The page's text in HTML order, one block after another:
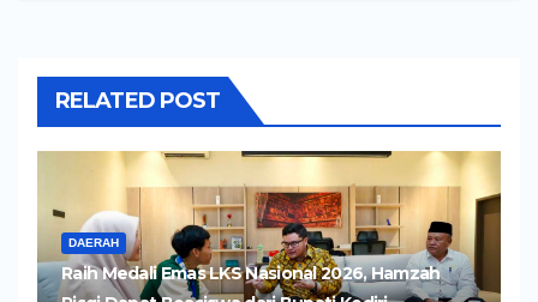
RELATED POST
DAERAH
Raih Medali Emas LKS Nasional 2026, Hamzah